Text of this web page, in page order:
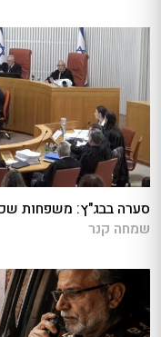
סערה בבג"ץ: משפחות
שמחה קנר